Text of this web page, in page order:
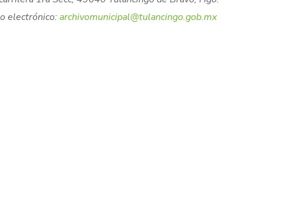
electrónico: archivomunicipal@tulancingo.gob.mx